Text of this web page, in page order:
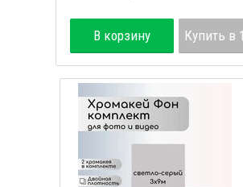
В корзину Купить в